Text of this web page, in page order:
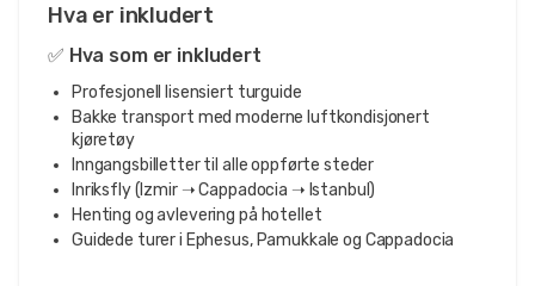
Hva er inkludert
✅ Hva som er inkludert
Profesjonell lisensiert turguide
Bakke transport med moderne luftkondisjonert
kjøretøy
Inngangsbilletter til alle oppførte steder
Inriksfly (Izmir ➝ Cappadocia ➝ Istanbul)
Henting og avlevering på hotellet
Guidede turer i Ephesus, Pamukkale og Cappadocia